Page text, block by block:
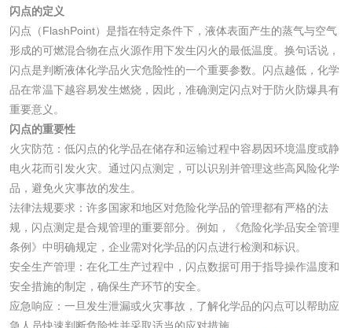
闪点的定义
闪点（FlashPoint）是指在特定条件下，液体表面产生的蒸气与空气
形成的可燃混合物在点火源作用下发生闪火的最低温度。换句话说，
闪点是判断液体化学品火灾危险性的一个重要参数。闪点越低，化学
品在常温下越容易发生燃烧，因此，准确测定闪点对于防火防爆具有
重要意义。
闪点的重要性
火灾防范：低闪点的化学品在储存和运输过程中容易因环境温度或静
电火花而引发火灾。通过闪点测定，可以识别并管理这些高风险化学
品，避免火灾事故的发生。
法律法规要求：许多国家和地区对危险化学品的管理都有严格的法
规，闪点测定是合规管理的重要部分。例如，《危险化学品安全管理
条例》中明确规定，企业需对化学品的闪点进行检测和标识。
安全生产管理：在化工生产过程中，闪点数据可用于指导操作温度和
安全措施的制定，确保生产环节的安全。
应急响应：一旦发生泄漏或火灾事故，了解化学品的闪点可以帮助应
水处理剂
工业乳状氢氧化钙
检测
铝酸钙检测
三氯异氰尿酸检测 磷酸二氢铵检测
碳酸钙检测
活性炭